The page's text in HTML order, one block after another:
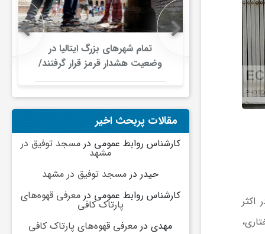
در اکثر
زیر
اختلال
هوایی
تمام شهرهای بزرگ ایتالیا در
وضعیت هشدار قرمز قرار گرفتند/
موج گرمای بی‌سابقه، گردشگری و
قرار داد
مقالات پربحث اخیر
کارشناس روابط عمومی درمسجد توفیق در
مشهد
حیدردر مسجد توفیق در مشهد
کارشناس روابط عمومی درمعرفی قهوه‌های
پارتاک کافی
مهدیدر معرفی قهوه‌های پارتاک کافی